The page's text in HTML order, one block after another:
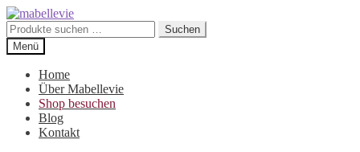
Zur
Navigation
springen
Zum
Inhalt
springen
Suchen
nach:
Suchen
Menü
Home
Über Mabellevie
Shop besuchen
Blog
Kontakt